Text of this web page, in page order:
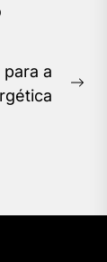
a